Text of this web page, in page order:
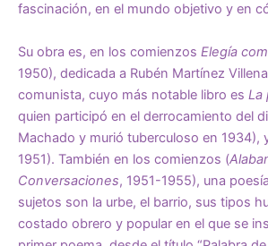
fascinación, en el mundo objetivo y en
Su obra es, en los comienzos Elegía
1950), dedicada a Rubén Martínez
comunista, cuyo más notable libro es La
quien participó en el derrocamiento del
Machado y murió tuberculoso en 1934),
1951). También en los comienzos (
Conversaciones, 1951-1955), una
sujetos son la urbe, el barrio, sus tipos
costado obrero y popular en el que se